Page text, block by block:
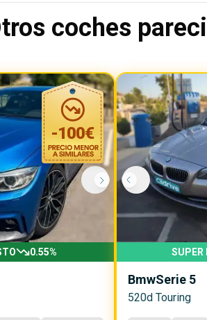
coches
-100€
0.55% SUPER
BmwSerie 5
520d Touring